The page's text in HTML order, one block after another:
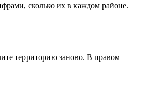
сколько их в каждом районе.
территорию заново. В правом